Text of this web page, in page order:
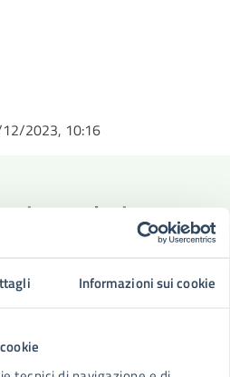
Informazioni sui cookie
2023, 10:16
correlati